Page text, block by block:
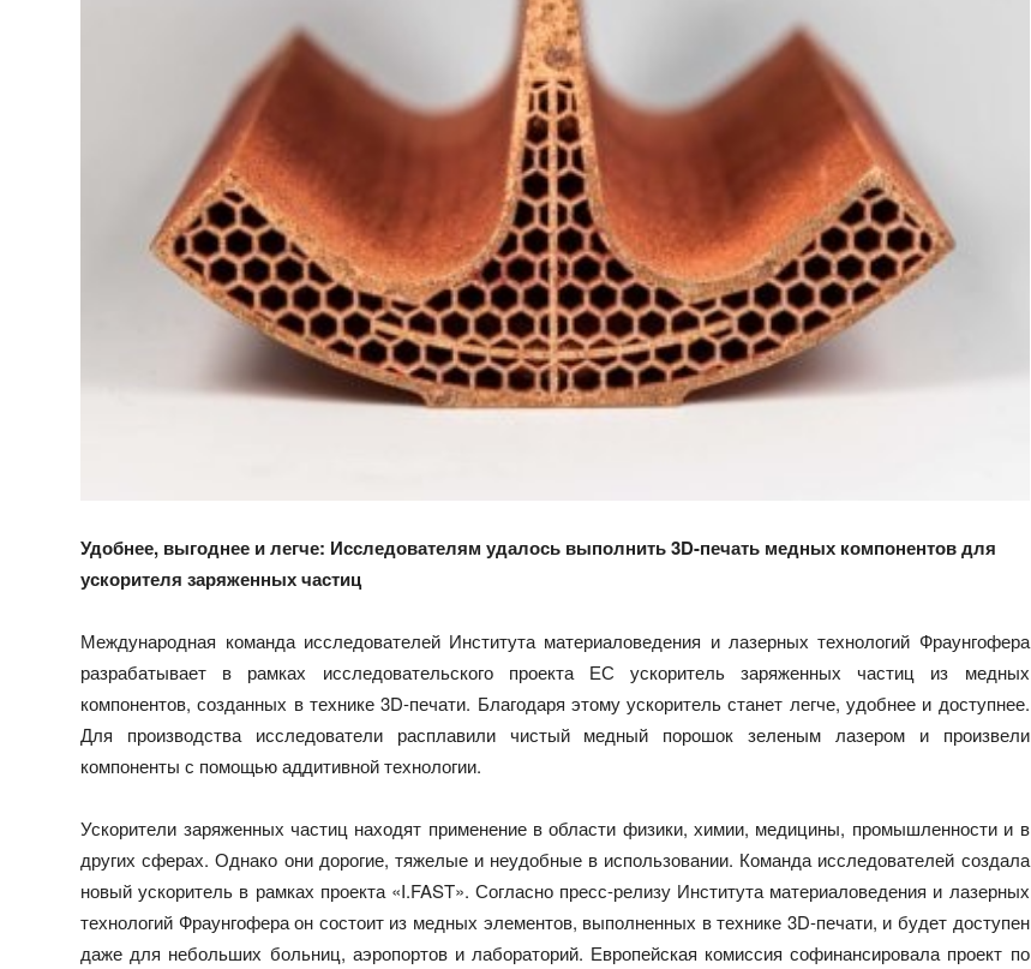
Удобнее, выгоднее и легче: Исследователям удалось выполнить 3D-печать медных компонентов для
ускорителя заряженных частиц
Международная команда исследователей Института материаловедения и лазерных технологий Фраунгофера
разрабатывает в рамках исследовательского проекта ЕС ускоритель заряженных частиц из медных
компонентов, созданных в технике 3D-печати. Благодаря этому ускоритель станет легче, удобнее и доступнее.
Для производства исследователи расплавили чистый медный порошок зеленым лазером и произвели
компоненты с помощью аддитивной технологии.
Ускорители заряженных частиц находят применение в области физики, химии, медицины, промышленности и в
других сферах. Однако они дорогие, тяжелые и неудобные в использовании. Команда исследователей создала
новый ускоритель в рамках проекта «I.FAST». Согласно пресс-релизу Института материаловедения и лазерных
технологий Фраунгофера он состоит из медных элементов, выполненных в технике 3D-печати, и будет доступен
даже для небольших больниц, аэропортов и лабораторий. Европейская комиссия софинансировала проект по